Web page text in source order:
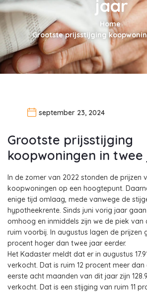
jaar
Home
Grootste prijsstijging
september 23, 2024
Grootste prijsstijging
koopwoningen in twee
In de zomer van 2022 stonden de prijzen
koopwoningen op een hoogtepunt.
enige tijd omlaag, mede vanwege de
hypotheekrente. Sinds juni vorig jaar
omhoog en inmiddels zijn we de piek van
ruim voorbij. In augustus lagen de prijzen
procent hoger dan twee jaar eerder.
Het Kadaster meldt dat er in augustus
verkocht. Dat is ruim 12 procent meer dan
eerste acht maanden van dit jaar zijn
verkocht. Dat is een stijging van ruim 11